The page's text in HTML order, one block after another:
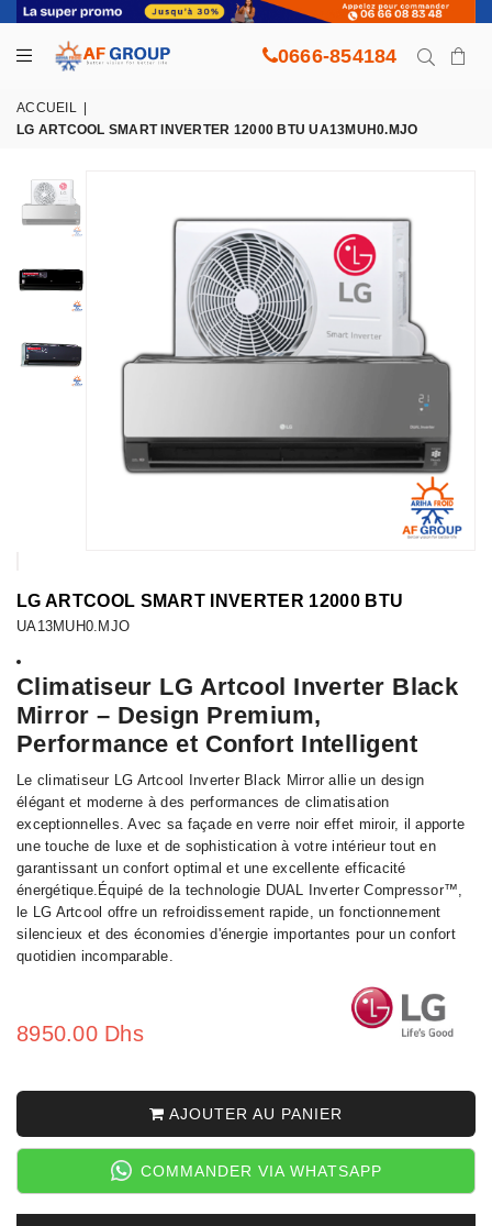
0666-854184
ACCUEIL
LG ARTCOOL SMART INVERTER 12000 BTU UA13MUH0.MJO
LG ARTCOOL SMART INVERTER 12000 BTU
UA13MUH0.MJO
Climatiseur LG Artcool Inverter Black
Mirror – Design Premium,
Performance et Confort Intelligent
Le climatiseur LG Artcool Inverter Black Mirror allie un design
élégant et moderne à des performances de climatisation
exceptionnelles. Avec sa façade en verre noir effet miroir, il apporte
une touche de luxe et de sophistication à votre intérieur tout en
garantissant un confort optimal et une excellente efficacité
énergétique.Équipé de la technologie DUAL Inverter Compressor™,
le LG Artcool offre un refroidissement rapide, un fonctionnement
silencieux et des économies d'énergie importantes pour un confort
quotidien incomparable.
8950.00 Dhs
AJOUTER AU PANIER
COMMANDER VIA WHATSAPP